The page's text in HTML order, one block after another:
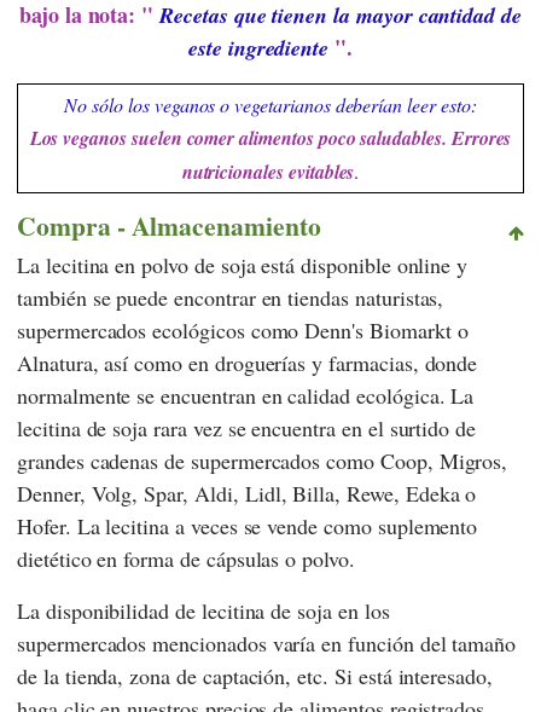
bajo la nota: "Recetas que tienen la mayor cantidad de
este ingrediente ".
No sólo los veganos o vegetarianos deberían leer esto:
Los veganos suelen comer alimentos poco saludables. Errores
nutricionales evitables.
Compra - Almacenamiento
La lecitina en polvo de soja está disponible online y
también se puede encontrar en tiendas naturistas,
supermercados ecológicos comoDenn's Biomarkto
Alnatura, así como en droguerías y farmacias, donde
normalmente se encuentran en calidad ecológica. La
lecitina de soja rara vez se encuentra en el surtido de
grandes cadenas de supermercados como Coop, Migros,
Denner, Volg,Spar, Aldi, Lidl,Billa,Rewe, Edekao
Hofer. La lecitina a veces se vende como suplemento
dietético en forma de cápsulas o polvo.
La disponibilidad de lecitina de soja en los
supermercados mencionados varía en función del tamaño
de la tienda, zona de captación, etc. Si está interesado,